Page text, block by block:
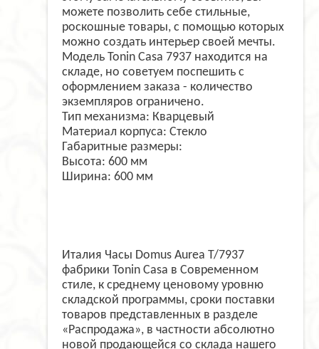
можете позволить себе стильные,
роскошные товары, с помощью которых
можно создать интерьер своей мечты.
Модель Tonin Casa 7937 находится на
складе, но советуем поспешить с
оформлением заказа - количество
экземпляров ограничено.
Тип механизма: Кварцевый
Материал корпуса: Стекло
Габаритные размеры:
Высота: 600 мм
Ширина: 600 мм
Италия Часы Domus Aurea T/7937
фабрики Tonin Casa в Современном
стиле, к среднему ценовому уровню
складской программы, сроки поставки
товаров представленных в разделе
«Распродажа», в частности абсолютно
новой продающейся со склада нашего